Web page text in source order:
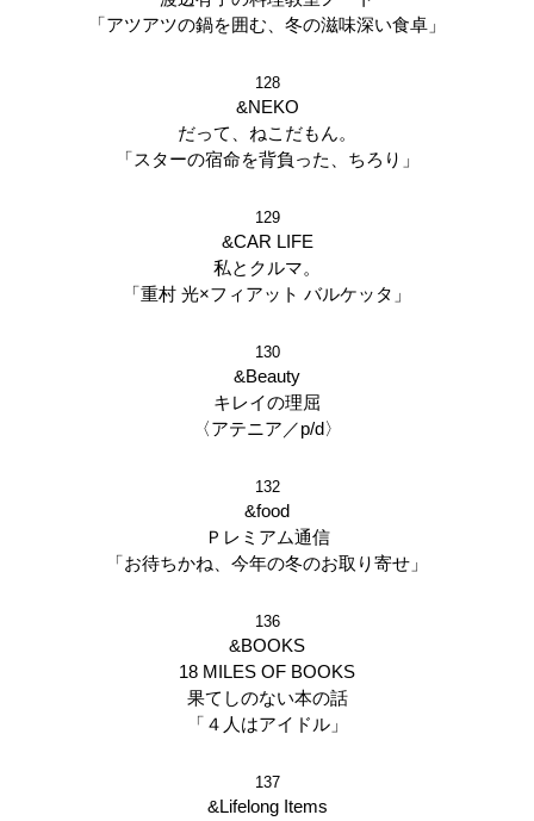
「アツアツの鍋を囲む、冬の滋味深い食卓」
128
&NEKO
だって、ねこだもん。
「スターの宿命を背負った、ちろり」
129
&CAR LIFE
私とクルマ。
「重村 光×フィアット バルケッタ」
130
&Beauty
キレイの理屈
〈アテニア／p/d〉
132
&food
Ｐレミアム通信
「お待ちかね、今年の冬のお取り寄せ」
136
&BOOKS
18 MILES OF BOOKS
果てしのない本の話
「４人はアイドル」
137
&Lifelong Items